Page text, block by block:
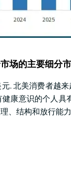
场的主要细分
. 北美消费者越
康意识的个人
、结构和放行能力